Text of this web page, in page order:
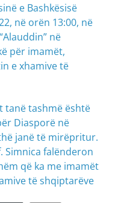
e Bashkësisë
në orën 13:00, në
në
për imamët,
e xhamive të
tanë tashmë është
Diasporë në
janë të mirëpritur.
Simnica falënderon
që ka me imamët
të shqiptarëve